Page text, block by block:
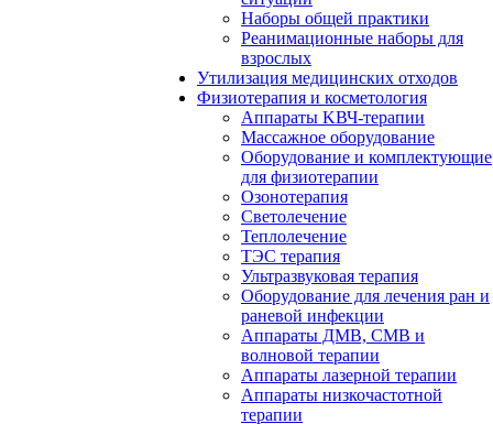
Наборы общей практики
Реанимационные наборы для
взрослых
Утилизация медицинских отходов
Физиотерапия и косметология
Аппараты KВЧ-терапии
Массажное оборудование
Оборудование и комплектующие
для физиотерапии
Озонотерапия
Светолечение
Теплолечение
ТЭС терапия
Ультразвуковая терапия
Оборудование для лечения ран и
раневой инфекции
Аппараты ДМВ, СМВ и
волновой терапии
Аппараты лазерной терапии
Аппараты низкочастотной
терапии